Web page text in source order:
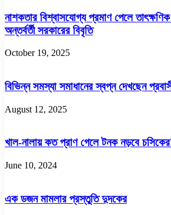
নাশকতার বিশ্বাসযোগ্য প্রমাণ পেলে
অন্তর্বর্তী সরকারের বিবৃতি
October 19, 2025
বিভিন্ন সমস্যা সমাধানের স্বপ্ন দেখছেন
August 12, 2025
খাল-নালায় কত প্রাণ গেলে টনক নড়বে
June 10, 2024
এক ডজন মামলার প্রস্তুতি দুদকের